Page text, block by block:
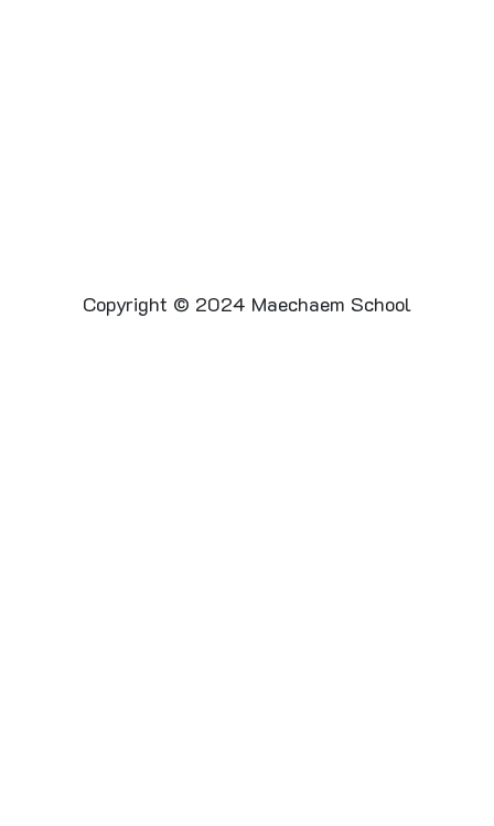
Copyright © 2024 Maechaem School